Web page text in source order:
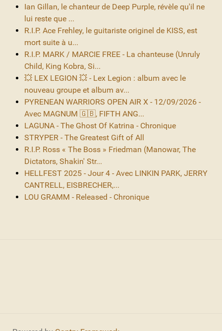
Ian Gillan, le chanteur de Deep Purple, révèle qu'il ne
lui reste que ...
R.I.P. Ace Frehley, le guitariste originel de KISS, est
mort suite à u...
R.I.P. MARK / MARCIE FREE - La chanteuse (Unruly
Child, King Kobra, Si...
💥 LEX LEGION 💥 - Lex Legion : album avec le
nouveau groupe et album av...
PYRENEAN WARRIORS OPEN AIR X - 12/09/2026 -
Avec MAGNUM 🇬🇧, FIFTH ANG...
LAGUNA - The Ghost Of Katrina - Chronique
STRYPER - The Greatest Gift of All
R.I.P. Ross « The Boss » Friedman (Manowar, The
Dictators, Shakin' Str...
HELLFEST 2025 - Jour 4 - Avec LINKIN PARK, JERRY
CANTRELL, EISBRECHER,...
LOU GRAMM - Released - Chronique